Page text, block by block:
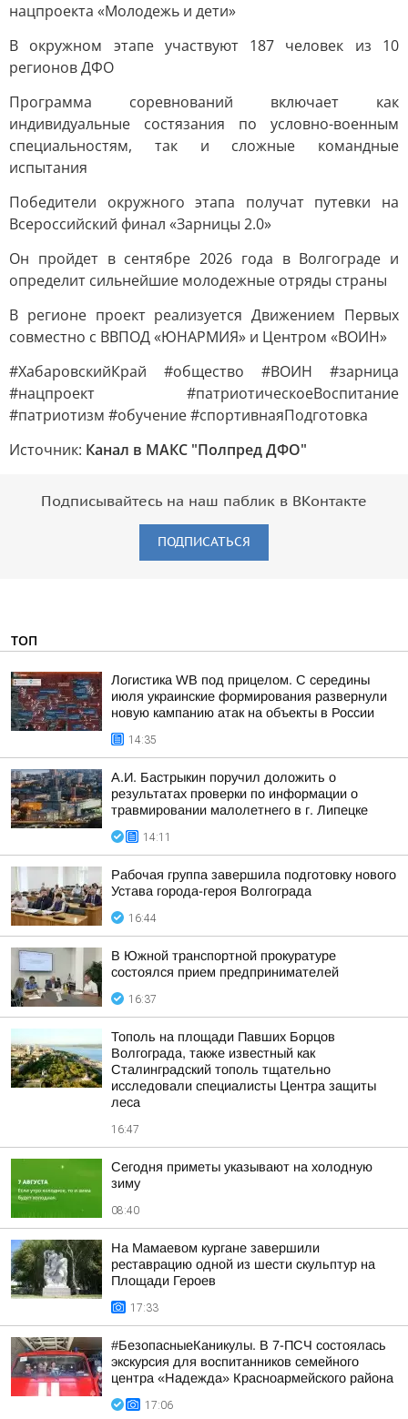
нацпроекта «Молодежь и дети»
В окружном этапе участвуют 187 человек из 10
регионов ДФО
Программа соревнований включает как
индивидуальные состязания по условно-военным
специальностям, так и сложные командные
испытания
Победители окружного этапа получат путевки на
Всероссийский финал «Зарницы 2.0»
Он пройдет в сентябре 2026 года в Волгограде и
определит сильнейшие молодежные отряды страны
В регионе проект реализуется Движением Первых
совместно с ВВПОД «ЮНАРМИЯ» и Центром «ВОИН»
#ХабаровскийКрай #общество #ВОИН #зарница
#нацпроект #патриотическоеВоспитание
#патриотизм #обучение #спортивнаяПодготовка
Источник: Канал в МАКС "Полпред ДФО"
Подписывайтесь на наш паблик в ВКонтакте
ПОДПИСАТЬСЯ
ТОП
Логистика WB под прицелом. С середины
июля украинские формирования развернули
новую кампанию атак на объекты в России
14:35
А.И. Бастрыкин поручил доложить о
результатах проверки по информации о
травмировании малолетнего в г. Липецке
14:11
Рабочая группа завершила подготовку нового
Устава города-героя Волгограда
16:44
В Южной транспортной прокуратуре
состоялся прием предпринимателей
16:37
Тополь на площади Павших Борцов
Волгограда, также известный как
Сталинградский тополь тщательно
исследовали специалисты Центра защиты
леса
16:47
Сегодня приметы указывают на холодную
зиму
08:40
На Мамаевом кургане завершили
реставрацию одной из шести скульптур на
Площади Героев
17:33
#БезопасныеКаникулы. В 7-ПСЧ состоялась
экскурсия для воспитанников семейного
центра «Надежда» Красноармейского района
17:06